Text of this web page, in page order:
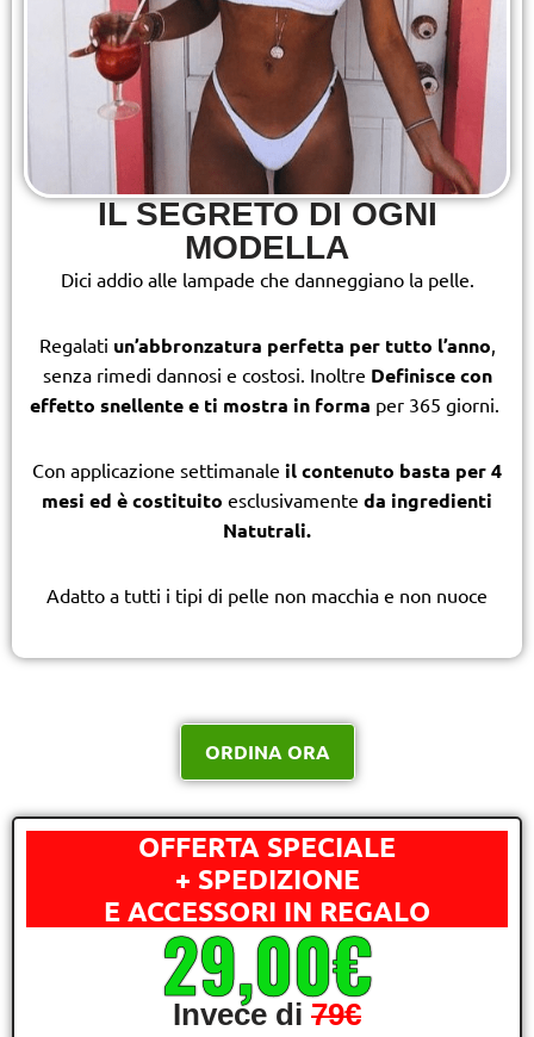
IL SEGRETO DI OGNI
MODELLA
Dici addio alle lampade che danneggiano la pelle.
Regalati un’abbronzatura perfetta per tutto l’anno,
senza rimedi dannosi e costosi. Inoltre Definisce con
effetto snellente e ti mostra in forma per 365 giorni.
Con applicazione settimanale il contenuto basta per 4
mesi ed è costituito esclusivamente da ingredienti
Natutrali.
Adatto a tutti i tipi di pelle non macchia e non nuoce
ORDINA ORA
OFFERTA SPECIALE
+ SPEDIZIONE
E ACCESSORI IN REGALO
29,00€
Invece di 79€